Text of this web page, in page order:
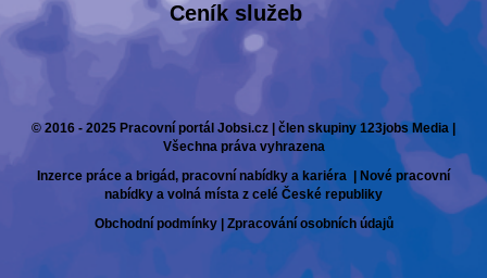
Ceník služeb
© 2016 - 2025 Pracovní portál Jobsi.cz | člen skupiny 123jobs Media |
Všechna práva vyhrazena
Inzerce práce a brigád, pracovní nabídky a kariéra | Nové pracovní
nabídky a volná místa z celé České republiky
Obchodní podmínky| Zpracování osobních údajů